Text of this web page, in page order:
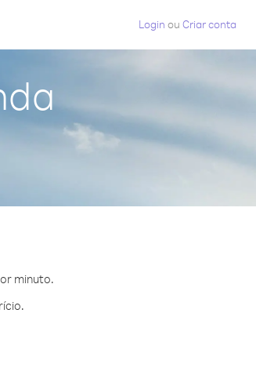
Login ou Criar conta
minuto.